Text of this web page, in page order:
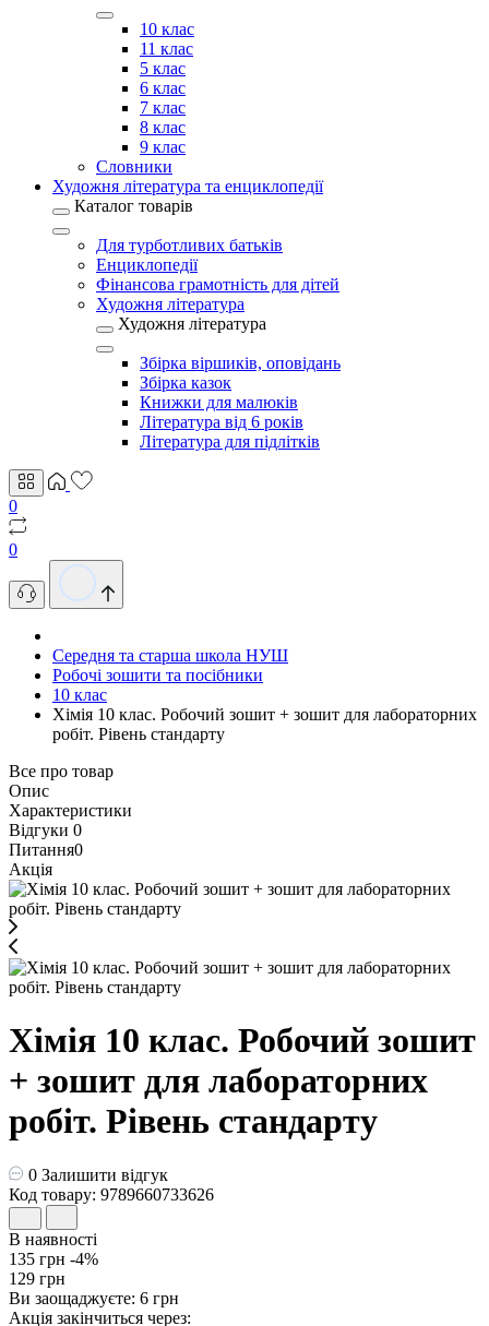
10 клас
11 клас
5 клас
6 клас
7 клас
8 клас
9 клас
Словники
Художня література та енциклопедії
Каталог товарів
Для турботливих батьків
Енциклопедії
Фінансова грамотність для дітей
Художня література
Художня література
Збірка віршиків, оповідань
Збірка казок
Книжки для малюків
Література від 6 років
Література для підлітків
0
0
Середня та старша школа НУШ
Робочі зошити та посібники
10 клас
Хімія 10 клас. Робочий зошит + зошит для лабораторних
робіт. Рівень стандарту
Все про товар
Опис
Характеристики
Відгуки 0
Питання0
Акція
Хімія 10 клас. Робочий зошит
+ зошит для лабораторних
робіт. Рівень стандарту
0 Залишити відгук
Код товару: 9789660733626
В наявності
135 грн -4%
129 грн
Ви заощаджуєте: 6 грн
Акція закінчиться через: